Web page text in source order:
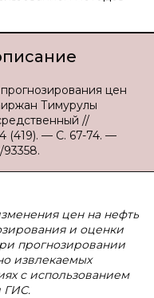
цен
Тимурулы
//
— С. 67-74. —
цен на нефть
и оценки
прогнозировании
извлекаемых
с использованием
ГИС.